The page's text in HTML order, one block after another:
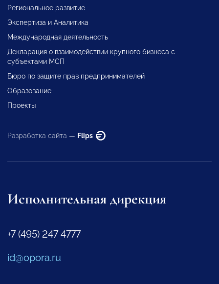
Региональное развитие
Экспертиза и Аналитика
Международная деятельность
Декларация о взаимодействии крупного бизнеса с
субъектами МСП
Бюро по защите прав предпринимателей
Образование
Проекты
Разработка сайта — Flips
Исполнительная дирекция
+7 (495) 247 4777
id@opora.ru